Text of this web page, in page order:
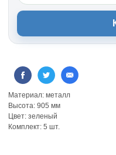
Материал: металл
Высота: 905 мм
Цвет: зеленый
Комплект: 5 шт.